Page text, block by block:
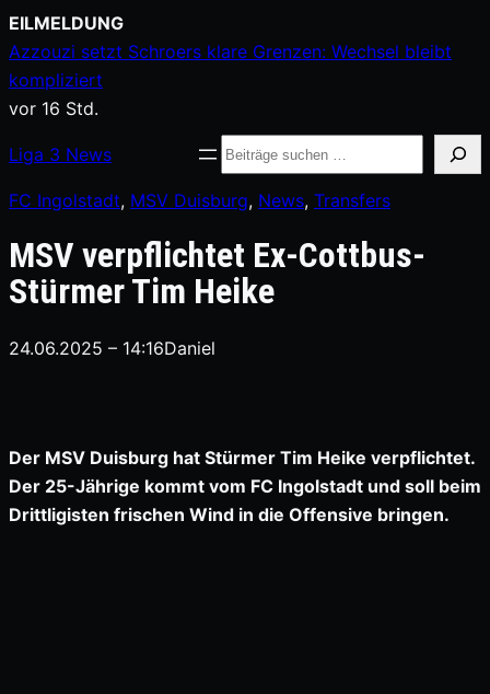
Zum
Inhalt
springen
EILMELDUNG
Azzouzi setzt Schroers klare Grenzen: Wechsel bleibt
kompliziert
vor 16 Std.
Liga 3 News Suche
FC Ingolstadt, MSV Duisburg, News, Transfers
MSV verpflichtet Ex-Cottbus-
Stürmer Tim Heike
24.06.2025 – 14:16Daniel
Der MSV Duisburg hat Stürmer Tim Heike verpflichtet.
Der 25-Jährige kommt vom FC Ingolstadt und soll beim
Drittligisten frischen Wind in die Offensive bringen.